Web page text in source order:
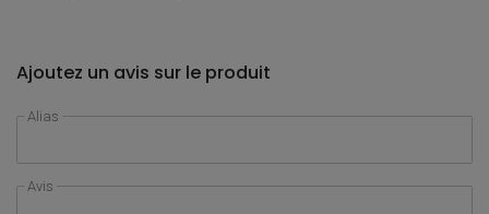
Ajoutez un avis sur le produit
Alias
Avis